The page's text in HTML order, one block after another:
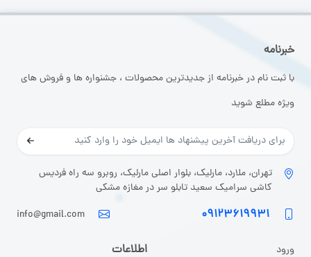
خبرنامه
با ثبت نام در خبرنامه از جدیدترین محصولات ، جشنواره ها و فروش های
ویژه مطلع شوید
تهران، ملارد، مارلیک، بلوار اصلی مارلیک، روبرو سه راه فردیس
کاشی سرامیک سعید تابلو سر در مغازه مشکی
۰۹۱۲۳۶۱۹۹۳۱ info@gmail.com
ورود
اطلاعات